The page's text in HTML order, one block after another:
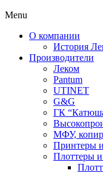
Menu
О компании
История
Производители
Леком
Pantum
UTINET
G&G
ГК
МФУ,
Принтеры
Плоттеры